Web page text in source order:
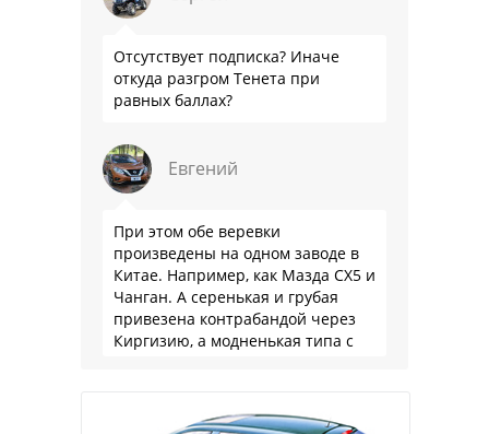
Отсутствует подписка? Иначе
откуда разгром Тенета при
равных баллах?
Евгений
При этом обе веревки
произведены на одном заводе в
Китае. Например, как Мазда СХ5 и
Чанган. А серенькая и грубая
привезена контрабандой через
Киргизию, а модненькая типа с